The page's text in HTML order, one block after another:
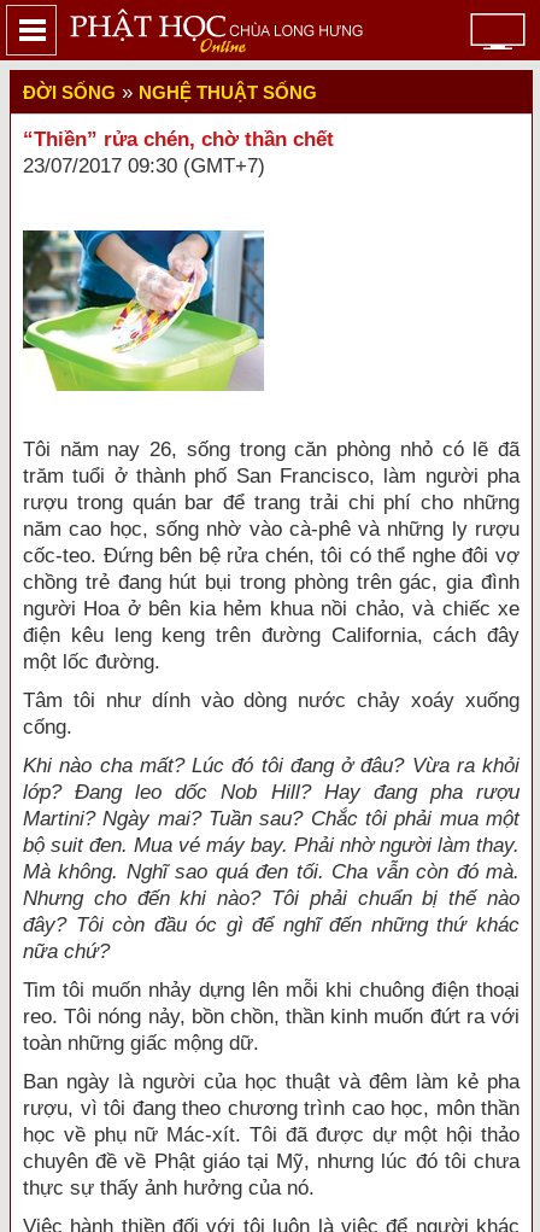
ĐỜI SỐNG » NGHỆ THUẬT SỐNG
“Thiền” rửa chén, chờ thần chết
23/07/2017 09:30 (GMT+7)
Tôi năm nay 26, sống trong căn phòng nhỏ có lẽ đã
trăm tuổi ở thành phố San Francisco, làm người pha
rượu trong quán bar để trang trải chi phí cho những
năm cao học, sống nhờ vào cà-phê và những ly rượu
cốc-teo. Đứng bên bệ rửa chén, tôi có thể nghe đôi vợ
chồng trẻ đang hút bụi trong phòng trên gác, gia đình
người Hoa ở bên kia hẻm khua nồi chảo, và chiếc xe
điện kêu leng keng trên đường California, cách đây
một lốc đường.
Tâm tôi như dính vào dòng nước chảy xoáy xuống
cống.
Khi nào cha mất? Lúc đó tôi đang ở đâu? Vừa ra khỏi
lớp? Đang leo dốc Nob Hill? Hay đang pha rượu
Martini? Ngày mai? Tuần sau? Chắc tôi phải mua một
bộ suit đen. Mua vé máy bay. Phải nhờ người làm thay.
Mà không. Nghĩ sao quá đen tối. Cha vẫn còn đó mà.
Nhưng cho đến khi nào? Tôi phải chuẩn bị thế nào
đây? Tôi còn đầu óc gì để nghĩ đến những thứ khác
nữa chứ?
Tim tôi muốn nhảy dựng lên mỗi khi chuông điện thoại
reo. Tôi nóng nảy, bồn chồn, thần kinh muốn đứt ra với
toàn những giấc mộng dữ.
Ban ngày là người của học thuật và đêm làm kẻ pha
rượu, vì tôi đang theo chương trình cao học, môn thần
học về phụ nữ Mác-xít. Tôi đã được dự một hội thảo
chuyên đề về Phật giáo tại Mỹ, nhưng lúc đó tôi chưa
thực sự thấy ảnh hưởng của nó.
Việc hành thiền đối với tôi luôn là việc để người khác